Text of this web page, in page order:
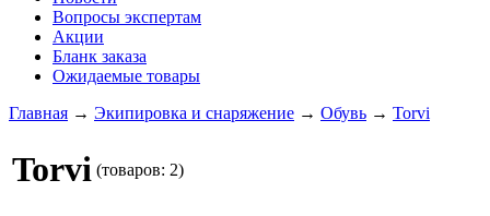
Вопросы экспертам
Акции
Бланк заказа
Ожидаемые товары
Главная → Экипировка и снаряжение → Обувь → Torvi
Torvi (товаров: 2)